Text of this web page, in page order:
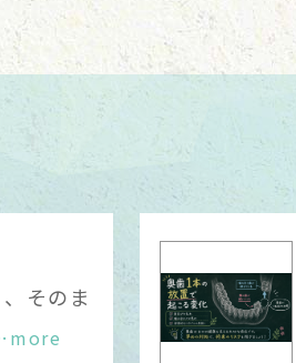
5日(金）、7日(日）
代わりに、4日(木）
ご迷惑をおかけいた
2026.01.24
2月休診のお知らせ
11日（祝）、22日（
そのま